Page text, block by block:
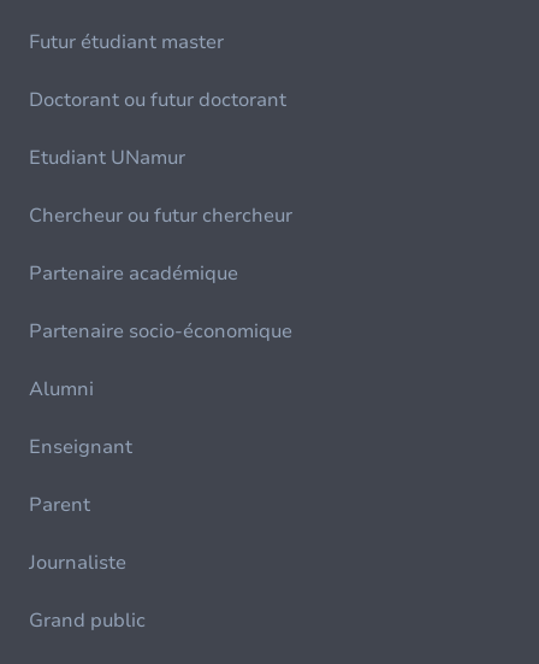
Futur étudiant master
Doctorant ou futur doctorant
Etudiant UNamur
Chercheur ou futur chercheur
Partenaire académique
Partenaire socio-économique
Alumni
Enseignant
Parent
Journaliste
Grand public